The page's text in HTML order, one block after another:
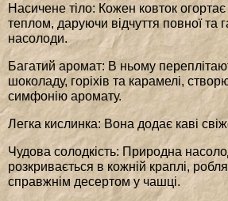
Насичене тіло: Кожен ковток
теплом, даруючи відчуття повної та
насолоди.
Багатий аромат: В ньому
шоколаду, горіхів та карамелі,
симфонію аромату.
Легка кислинка: Вона додає каві
Чудова солодкість: Природна
розкривається в кожній краплі,
справжнім десертом у чашці.